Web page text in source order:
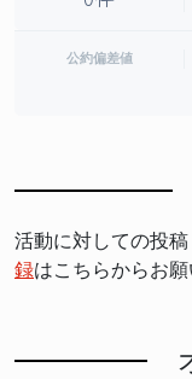
公約偏差値
活動に対しての投稿
録はこちらからお願